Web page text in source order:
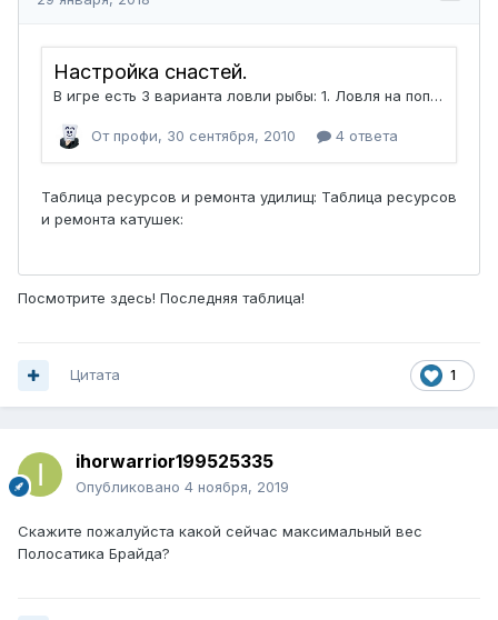
Посмотрите здесь! Последняя таблица!
1
Цитата
ihorwarrior199525335
Опубликовано 4 ноября, 2019
Скажите пожалуйста какой сейчас максимальный вес
Полосатика Брайда?